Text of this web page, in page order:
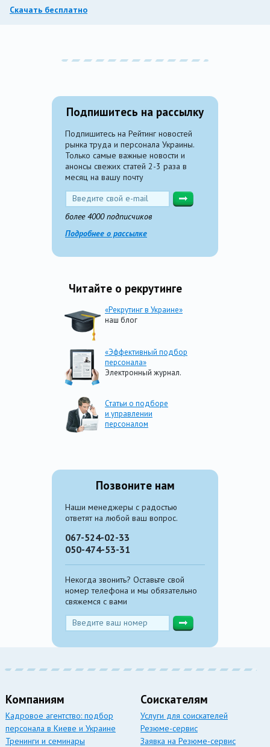
Скачать бесплатно
Подпишитесь на рассылку
Подпишитесь на Рейтинг новостей
рынка труда и персонала Украины.
Только самые важные новости и
анонсы свежих статей 2-3 раза в
месяц на вашу почту
более 4000 подписчиков
Подробнее о рассылке
Читайте о рекрутинге
«Рекрутинг в Украине»
наш блог
«Эффективный подбор
персонала»
Электронный журнал.
Статьи о подборе
и управлении
персоналом
Позвоните нам
Наши менеджеры с радостью
ответят на любой ваш вопрос.
067-524-02-33
050-474-53-31
Некогда звонить? Оставьте свой
номер телефона и мы обязательно
свяжемся с вами
Компаниям
Кадровое агентство: подбор
персонала в Киеве и Украине
Тренинги и семинары
Соискателям
Услуги для соискателей
Резюме-сервис
Заявка на Резюме-сервис